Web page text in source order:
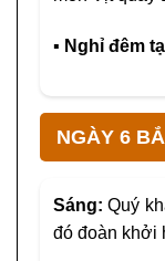
▪ Nghỉ đêm
NGÀY 6
Sáng: Quý
đó đoàn khởi